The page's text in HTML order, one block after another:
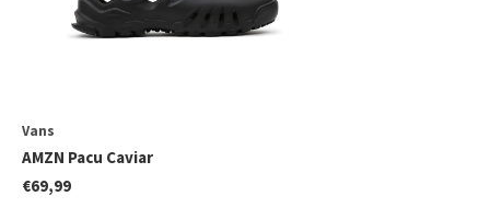
Vans
AMZN Pacu Caviar
€69,99